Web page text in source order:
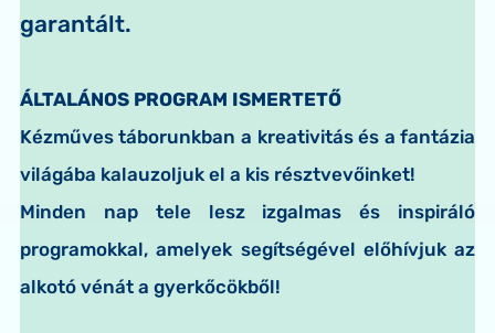
garantált.
ÁLTALÁNOS PROGRAM ISMERTETŐ
Kézműves táborunkban a kreativitás és a fantázia
világába kalauzoljuk el a kis résztvevőinket!
Minden nap tele lesz izgalmas és inspiráló
programokkal, amelyek segítségével előhívjuk az
alkotó vénát a gyerkőcökből!